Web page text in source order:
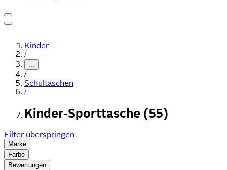
Kinder
/
...
/
Schultaschen
/
Kinder-Sporttasche (55)
Filter überspringen
Marke
Farbe
Bewertungen